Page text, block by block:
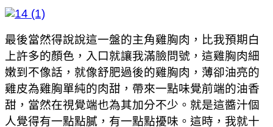
最後當然得說說這一盤的主角雞胸肉，比我預期白
上許多的顏色，入口就讓我滿臉問號，這雞胸肉細
嫩到不像話，就像舒肥過後的雞胸肉，薄卻油亮的
雞皮為雞胸單純的肉甜，帶來一點味覺前端的油香
甜，當然在視覺端也為其加分不少。就是這醬汁個
人覺得有一點點膩，有一點點擾味。這時，我就十